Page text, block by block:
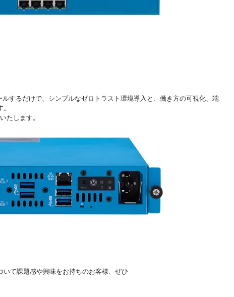
するだけで、シンプルなゼロトラスト環境導入と、働き方の可視化、端
たします。
て課題感や興味をお持ちのお客様、ぜひ